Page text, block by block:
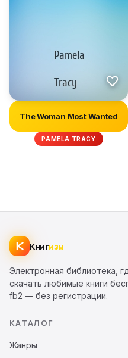
The Woman Most Wanted
PAMELA TRACY
Книгизм
Электронная библиотека,
скачать любимые книги
fb2 — без регистрации.
КАТАЛОГ
Жанры